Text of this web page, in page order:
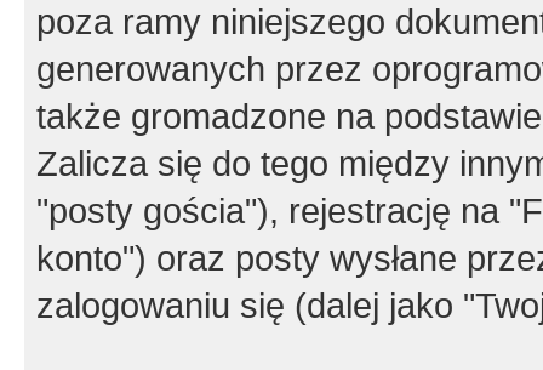
poza ramy niniejszego
generowanych przez
także gromadzone na
Zalicza się do tego między
"posty gościa"), rejestrację na
konto") oraz posty wysłane
zalogowaniu się (dalej jako